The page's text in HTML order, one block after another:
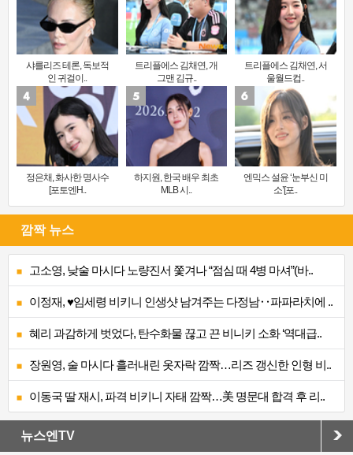
샤를리즈 테론, 독보적
인 귀걸이..
트리플에스 김채연, 개
그맨 김규..
트리플에스 김채연, 서
울월드컵..
정은채, 화사한 명사수
[포토엔H..
하지원, 한국 배우 최초
MLB 시..
엔믹스 설윤 ‘눈부신 미
소’[포..
깜짝 뉴스
고소영, 낮술 마시다 노량진서 쫓겨나 “점심 때 4병 마셔”(바..
이정재, ♥임세령 비키니 인생샷 남겨주는 다정남‥파파라치에 ..
혜리 과감하게 벗었다, 탄수화물 끊고 끈 비니키 소화 ‘역대급..
장원영, 술 마시다 흘러내린 옷자락 깜짝…리즈 갱신한 인형 비..
이동국 딸 재시, 파격 비키니 자태 깜짝…美 명문대 합격 후 리..
뉴스엔TV